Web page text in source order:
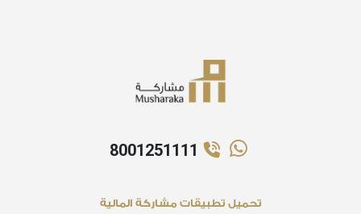
8001251111
تحميل تطبيقات مشاركة المالية